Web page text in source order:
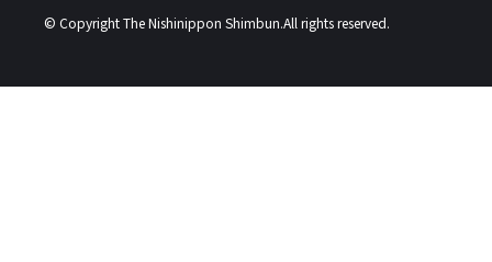
© Copyright The Nishinippon Shimbun.All rights reserved.